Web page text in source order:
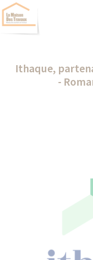
Ithaque,
-